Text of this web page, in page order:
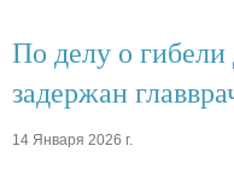
По делу о
задержан
14 Января 2026 г.